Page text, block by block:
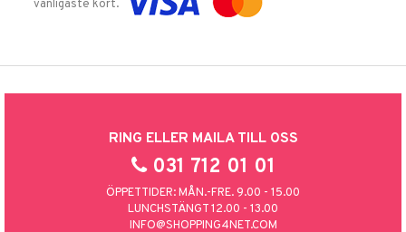
vanligaste kort.
RING ELLER MAILA TILL OSS
031 712 01 01
ÖPPETTIDER: MÅN.-FRE. 9.00 - 15.00
LUNCHSTÄNGT 12.00 - 13.00
INFO@SHOPPING4NET.COM